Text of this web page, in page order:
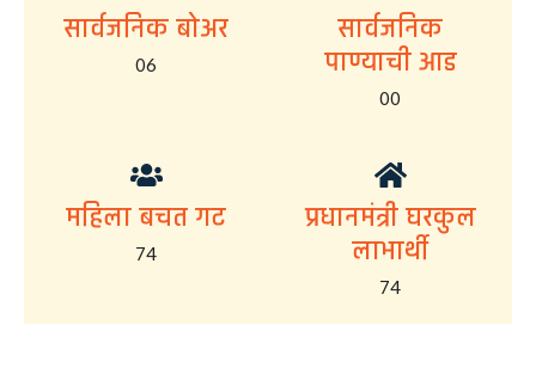
सार्वजनिक बोअर
06
सार्वजनिक
पाण्याची आड
00
महिला बचत गट
74
प्रधानमंत्री घरकुल
लाभार्थी
74